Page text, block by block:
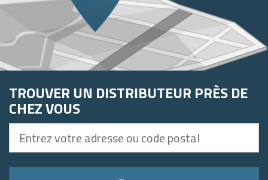
TROUVER UN DISTRIBUTEUR PRÈS DE
CHEZ VOUS
votre